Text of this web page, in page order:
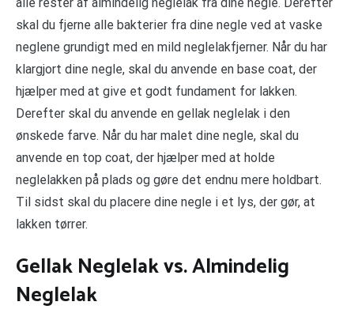
skal du fjerne alle bakterier fra dine negle ved at vaske
neglene grundigt med en mild neglelakfjerner. Når du har
klargjort dine negle, skal du anvende en base coat, der
hjælper med at give et godt fundament for lakken.
Derefter skal du anvende en gellak neglelak i den
ønskede farve. Når du har malet dine negle, skal du
anvende en top coat, der hjælper med at holde
neglelakken på plads og gøre det endnu mere holdbart.
Til sidst skal du placere dine negle i et lys, der gør, at
lakken tørrer.
Gellak Neglelak vs. Almindelig
Neglelak